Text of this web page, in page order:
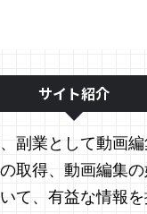
サイト紹介
副業として動画
取得、動画編集
て、有益な情報を